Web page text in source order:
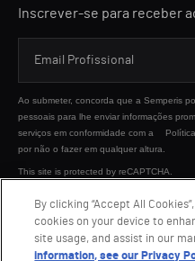
Inscrever-se para receber
Ao submeter, concorda que a Semperis
pessoais para lhe enviar informações
serviços em conformidade com a
por não o fazer em qualquer altura.
This site is protected by reCAPTCHA.
By clicking “Accept All
cookies on your device to
site usage, and assist in our
information, see our Privacy